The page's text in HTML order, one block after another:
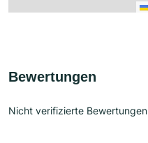
Bewertungen
Nicht verifizierte Bewertungen